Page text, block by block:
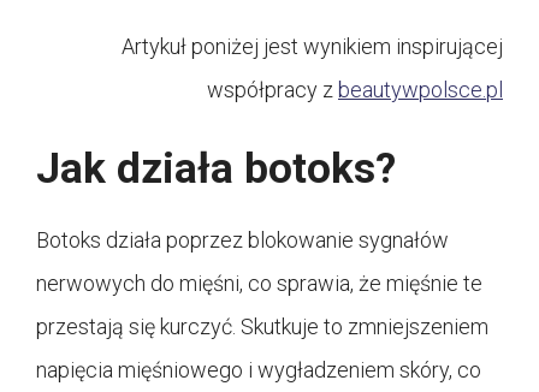
Artykuł poniżej jest wynikiem inspirującej
współpracy z beautywpolsce.pl
Jak działa botoks?
Botoks działa poprzez blokowanie sygnałów
nerwowych do mięśni, co sprawia, że mięśnie te
przestają się kurczyć. Skutkuje to zmniejszeniem
napięcia mięśniowego i wygładzeniem skóry, co